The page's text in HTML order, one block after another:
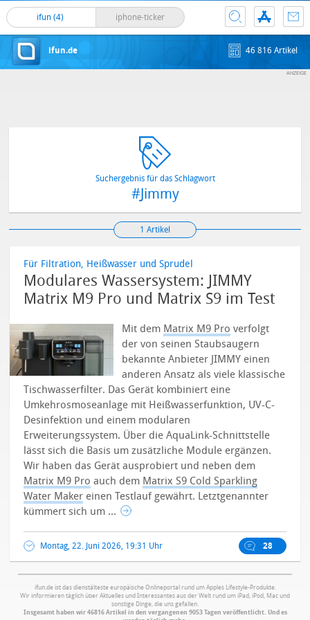
ifun (4) iphone-ticker
ifun.de 46 816 Artikel
Suchergebnis für das Schlagwort
#Jimmy
1 Artikel
Für Filtration, Heißwasser und Sprudel
Modulares Wassersystem: JIMMY
Matrix M9 Pro und Matrix S9 im Test
Mit dem Matrix M9 Pro verfolgt
der von seinen Staubsaugern
bekannte Anbieter JIMMY einen
anderen Ansatz als viele klassische
Tischwasserfilter. Das Gerät kombiniert eine
Umkehrosmoseanlage mit Heißwasserfunktion, UV-C-
Desinfektion und einem modularen
Erweiterungssystem. Über die AquaLink-Schnittstelle
lässt sich die Basis um zusätzliche Module ergänzen.
Wir haben das Gerät ausprobiert und neben dem
Matrix M9 Pro auch dem Matrix S9 Cold Sparkling
Water Maker einen Testlauf gewährt. Letztgenannter
kümmert sich um ...
Montag, 22. Juni 2026, 19:31 Uhr 28
ifun.de ist das dienstälteste europäische Onlineportal rund um Apples Lifestyle-Produkte.
Wir informieren täglich über Aktuelles und Interessantes aus der Welt rund um iPad, iPod, Mac und
sonstige Dinge, die uns gefallen.
Insgesamt haben wir 46816 Artikel in den vergangenen 9053 Tagen veröffentlicht. Und es